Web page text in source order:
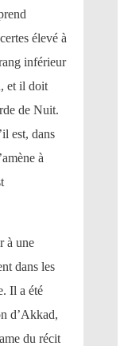
élevé à
inférieur
et il doit
de Nuit.
est, dans
à
à une
dans les
Il a été
d’Akkad,
du récit